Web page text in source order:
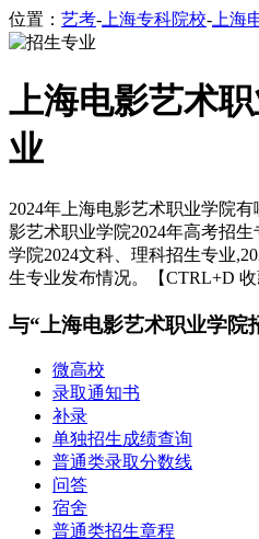
位置： 艺考- 上海专科院校- 上海
上海电影艺术
业
2024年上海电影艺术职业学院
影艺术职业学院2024年高考招
学院2024文科、理科招生专业
生专业发布情况。【CTRL+D 收
与“上海电影艺术职业学院
微高校
录取通知书
补录
单独招生成绩查询
普通类录取分数线
问答
宿舍
普通类招生章程